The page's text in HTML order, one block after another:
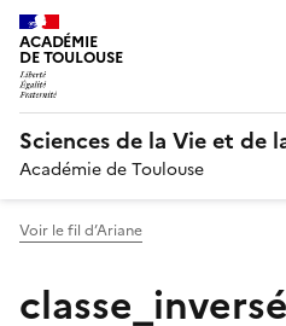
ACADÉMIE
DE TOULOUSE
Sciences de la Vie et de
Académie de Toulouse
Voir le fil d’Ariane